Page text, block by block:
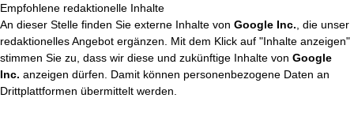
Empfohlene redaktionelle Inhalte
An dieser Stelle finden Sie externe Inhalte von Google Inc. , die unser
redaktionelles Angebot ergänzen. Mit dem Klick auf "Inhalte anzeigen"
stimmen Sie zu, dass wir diese und zukünftige Inhalte von Google
Inc. anzeigen dürfen. Damit können personenbezogene Daten an
Drittplattformen übermittelt werden.